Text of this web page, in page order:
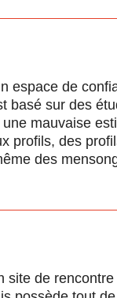
espace de
basé sur des
mauvaise
profils, des
des
site de